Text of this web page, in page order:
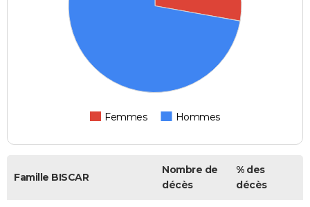
Femmes Hommes
Famille BISCAR
Nombre de
décès
% des
décès